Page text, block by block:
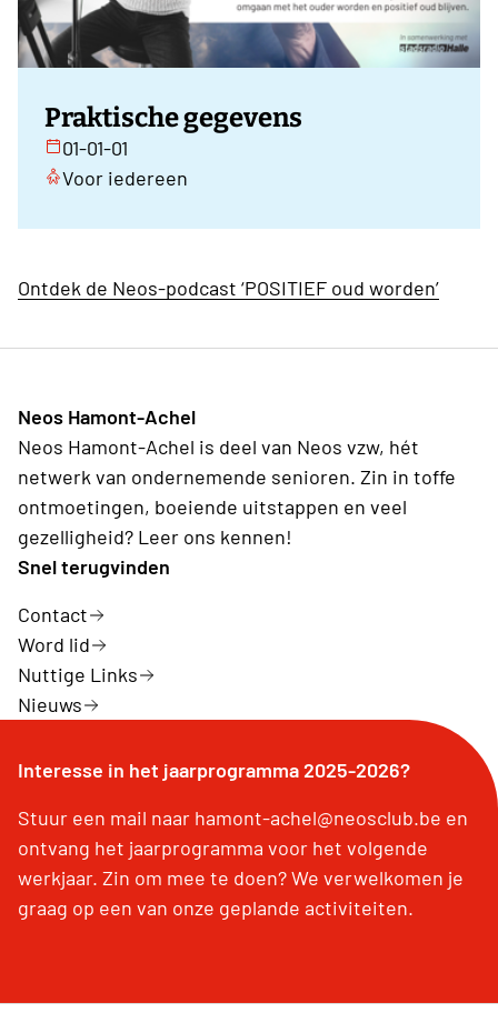
Praktische gegevens
01-01-01
Voor iedereen
Ontdek de Neos-podcast ‘POSITIEF oud worden’
Neos Hamont-Achel
Neos Hamont-Achel is deel van Neos vzw, hét
netwerk van ondernemende senioren. Zin in toffe
ontmoetingen, boeiende uitstappen en veel
gezelligheid? Leer ons kennen!
Snel terugvinden
Contact
Word lid
Nuttige Links
Nieuws
Interesse in het jaarprogramma 2025-2026?
Stuur een mail naar hamont-achel@neosclub.be en
ontvang het jaarprogramma voor het volgende
werkjaar. Zin om mee te doen? We verwelkomen je
graag op een van onze geplande activiteiten.